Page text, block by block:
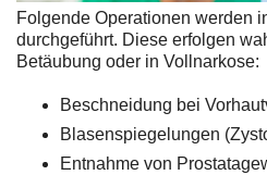
Folgende Operationen werden
durchgeführt. Diese erfolgen
Betäubung oder in Vollnarkose:
Beschneidung bei
Blasenspiegelungen
Entnahme von